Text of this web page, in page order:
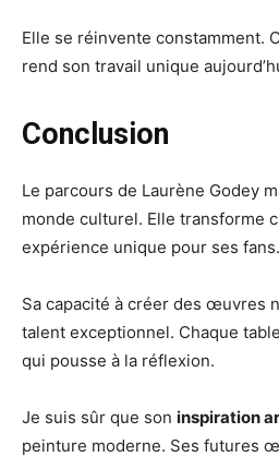
Elle se réinvente constamment.
rend son travail unique
Conclusion
Le parcours de Laurène Godey
monde culturel. Elle transforme
expérience unique pour ses fans.
Sa capacité à créer des œuvres
talent exceptionnel. Chaque
qui pousse à la réflexion.
Je suis sûr que son inspiration
peinture moderne. Ses futures